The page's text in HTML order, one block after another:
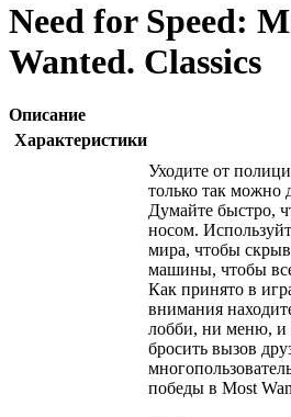
Need for Speed:
Wanted. Classics
Описание
Характеристики
Уходите от
только так можно
Думайте быстро,
носом.
мира, чтобы
машины, чтобы
Как принято в
внимания
лобби, ни меню,
бросить вызов
победы в Most